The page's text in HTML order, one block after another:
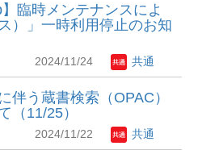
臨時メンテナンスによ
）」一時利用停止のお知
2024/11/24 共通
伴う蔵書検索（OPAC）
（11/25）
2024/11/22 共通